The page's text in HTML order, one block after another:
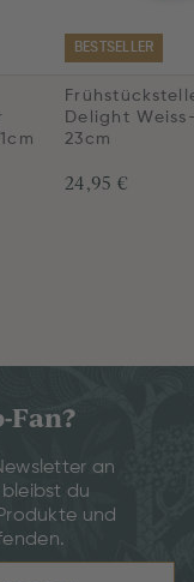
BESTSELLER
Delight
23cm
24,95 €
Fan?
an
du
und